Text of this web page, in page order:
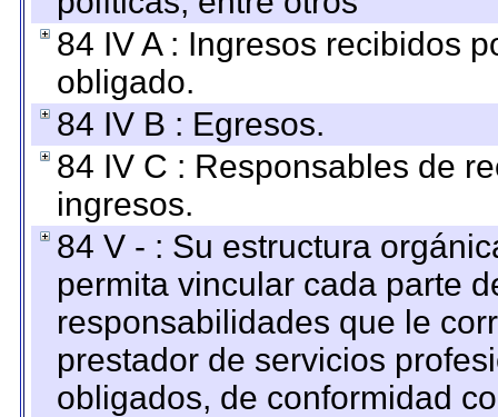
84 IV A : Ingresos recibidos
obligado.
84 IV B : Egresos.
84 IV C : Responsables de
ingresos.
84 V - : Su estructura
permita vincular cada parte
responsabilidades que le
prestador de servicios
obligados, de conformidad